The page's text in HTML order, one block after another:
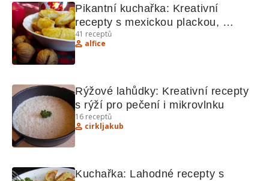
Pikantní kuchařka: Kreativní
recepty s mexickou plackou,
sýrovými lívanečky a celerovou
pomazánkou
41 receptů
alfice
Rýžové lahůdky: Kreativní recepty
s rýží pro pečení i mikrovlnku
16 receptů
cirkljakub
Kuchařka: Lahodné recepty s